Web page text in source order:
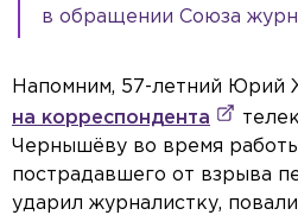
в обращении Союза
Напомним, 57-летний Юрий
на корреспондента
Чернышёву во время
пострадавшего от взрыва
ударил журналистку,